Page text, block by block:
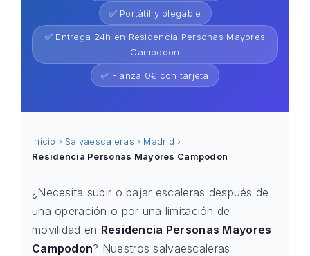
✅ Portátil y plegable
✅ Entrega 24h en Residencia Personas Mayores
Campodon
✅ Fianza 0€ con tarjeta
Inicio › Salvaescaleras › Madrid ›
Residencia Personas Mayores Campodon
¿Necesita subir o bajar escaleras después de
una operación o por una limitación de
movilidad en Residencia Personas Mayores
Campodon? Nuestros salvaescaleras